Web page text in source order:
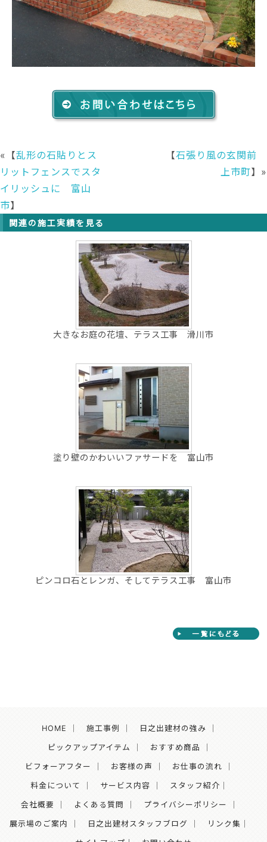
«【乱形の石貼りとス
リットフェンスでスタ
イリッシュに 富山
市】
【石張り風の玄関前
上市町】»
関連の施工実績を見る
大きなお庭の花壇、テラス工事 滑川市
塗り壁のかわいいファサードを 富山市
ピンコロ石とレンガ、そしてテラス工事 富山市
HOME 施工事例 日之出建材の強み
ピックアップアイテム おすすめ商品
ビフォーアフター お客様の声 お仕事の流れ
料金について サービス内容 スタッフ紹介
会社概要 よくある質問 プライバシーポリシー
展示場のご案内 日之出建材スタッフブログ リンク集